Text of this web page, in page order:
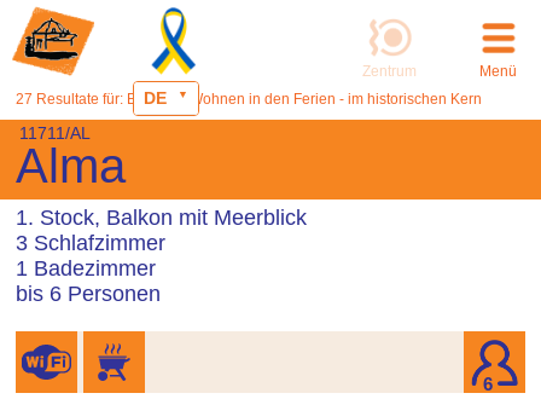
DE
27 Resultate für: Ericeira - Wohnen in den Ferien - im historischen Kern
11711/AL
Alma
1. Stock, Balkon mit Meerblick
3 Schlafzimmer
1 Badezimmer
bis 6 Personen
6
Zentrum Menü